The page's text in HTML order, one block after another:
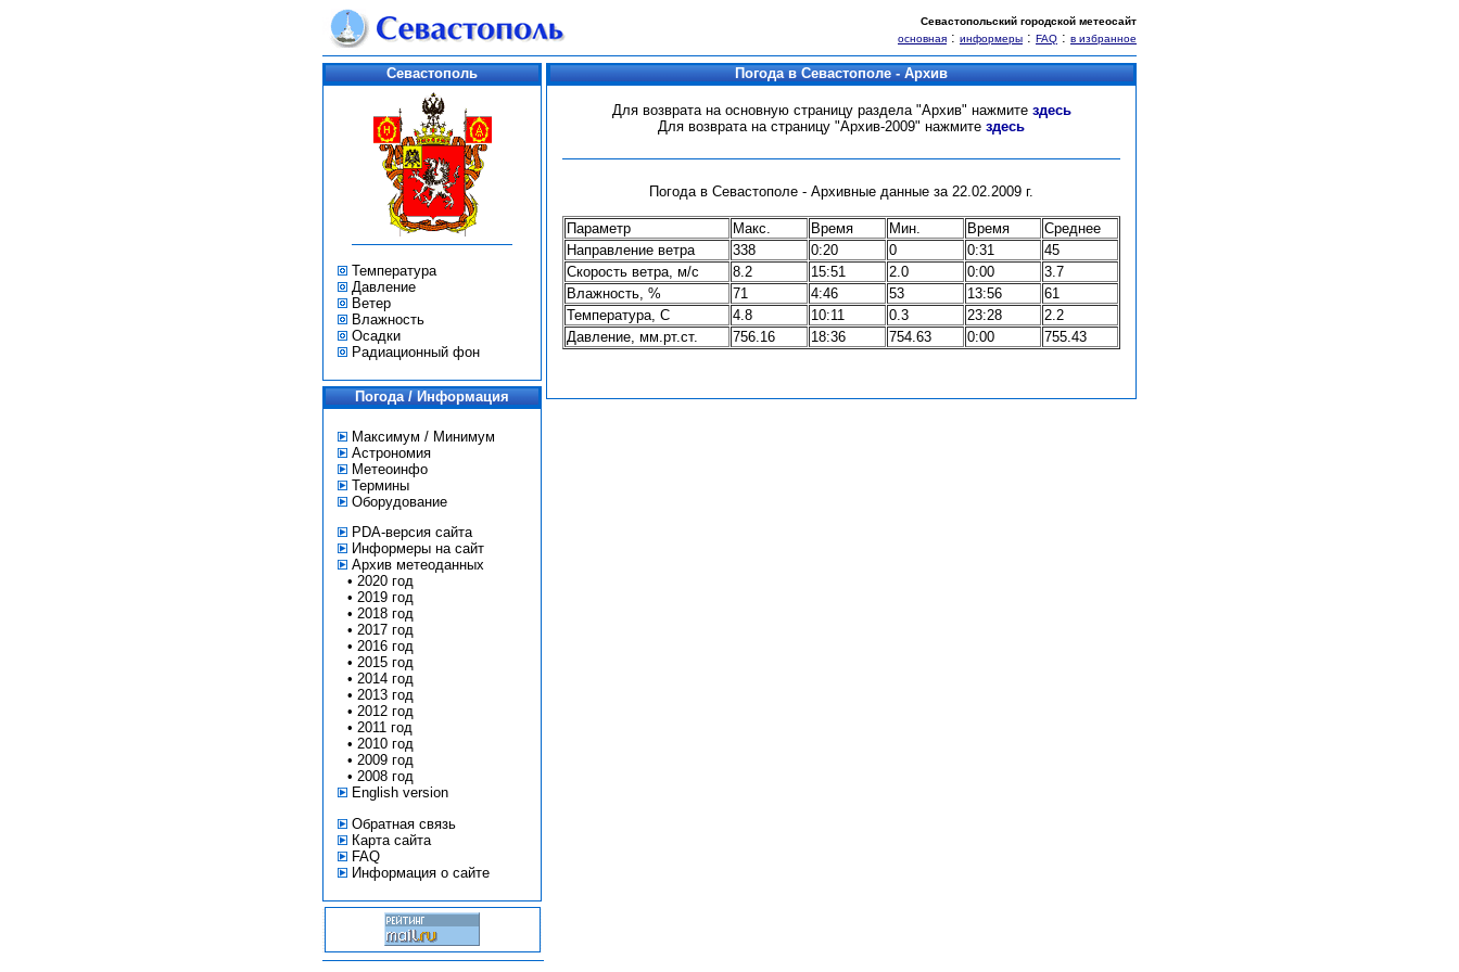
Севастопольский городской метеосайт
основная : информеры : FAQ : в избранное
Севастополь
Температура
Давление
Ветер
Влажность
Осадки
Радиационный фон
Погода / Информация
Максимум / Минимум
Астрономия
Метеоинфо
Термины
Оборудование
PDA-версия сайта
Информеры на сайт
Архив метеоданных
• 2020 год
• 2019 год
• 2018 год
• 2017 год
• 2016 год
• 2015 год
• 2014 год
• 2013 год
• 2012 год
• 2011 год
• 2010 год
• 2009 год
• 2008 год
English version
Обратная связь
Карта сайта
FAQ
Информация о сайте
Погода в Севастополе - Архив
Для возврата на основную страницу раздела "Архив" нажмите здесь
Для возврата на страницу "Архив-2009" нажмите здесь
Погода в Севастополе - Архивные данные за 22.02.2009 г.
Параметр Макс. Время Мин. Время
Среднее
Направление ветра
338 0:20 0 0:31
45
Скорость ветра, м/с
8.2 15:51 2.0 0:00
3.7
Влажность, %
71 4:46 53 13:56
61
Температура, С
4.8 10:11 0.3 23:28
2.2
Давление, мм.рт.ст.
756.16 18:36 754.63 0:00 755.43